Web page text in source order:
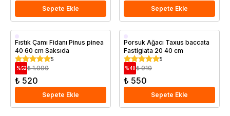
Sepete Ekle Sepete Ekle
Saksıda
Fıstık Çamı Fidanı Pinus pinea
40 60 cm Saksıda
5
% 52 ₺ 1.090
₺ 520
Sepete Ekle
Saksıda
Porsuk Ağacı Taxus baccata
Fastigiata 20 40 cm
5
%40 ₺ 910
₺ 550
Sepete Ekle